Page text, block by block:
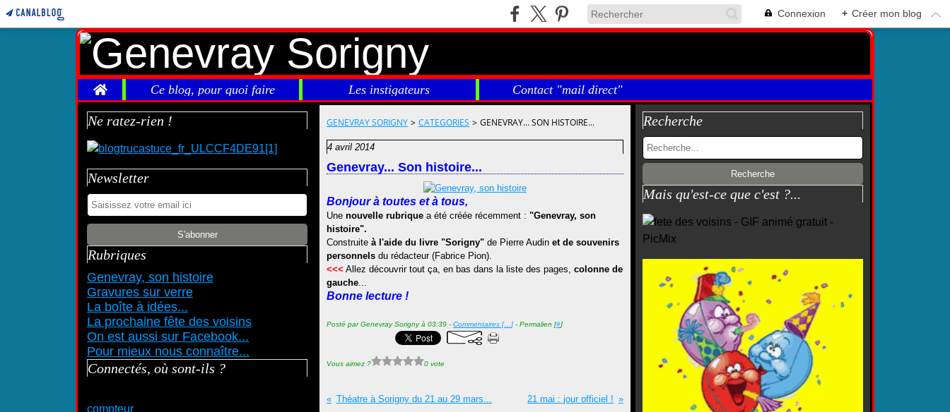
Connexion + Créer mon blog
Home Ce blog, pour quoi faire Les instigateurs Contact "mail direct"
Ne ratez-rien !
Newsletter
Rubriques
Genevray, son histoire
Gravures sur verre
La boîte à idées...
La prochaine fête des voisins
On est aussi sur Facebook...
Pour mieux nous connaître...
Connectés, où sont-ils ?
compteur
GENEVRAY SORIGNY > CATEGORIES > GENEVRAY... SON HISTOIRE...
4 avril 2014
Genevray... Son histoire...
Bonjour à toutes et à tous,
Unenouvelle rubrique a été créée récemment :"Genevray, son
histoire".
Construiteà l'aide du livre "Sorigny" de Pierre Audinet de souvenirs
personnels du rédacteur (Fabrice Pion).
<<< Allez découvrir tout ça, en bas dans la liste des pages,colonne de
gauche...
Bonne lecture !
Posté par Genevray Sorigny à 03:39 -Commentaires [… ] - Permalien [#]
Vous aimez ? 0 vote
Théatre à Sorigny du 21 au 29 mars... 21 mai : jour officiel !
Recherche
Mais qu'est-ce que c'est ?...